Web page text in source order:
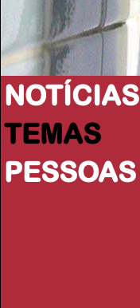
NOTÍCIAS
TEMAS
PESSOAS